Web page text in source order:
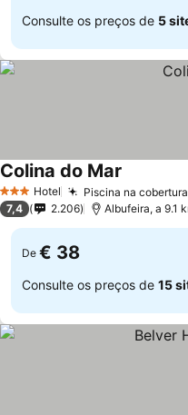
Consulte os preços de 5
3 EstrelasHotel Piscina na
Colina do Mar
7,4 2.206 Albufeira, a 9.1
De € 38
Consulte os preços de 15